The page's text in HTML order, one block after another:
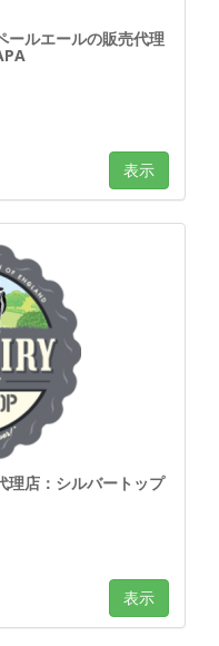
ールエールの販売代理
表示
理店：シルバートップ
表示